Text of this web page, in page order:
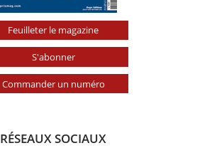
Feuilleter le magazine
S'abonner
Commander un numéro
RÉSEAUX SOCIAUX